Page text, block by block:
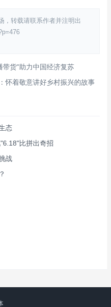
，转载请联系作者并注明出
带货"助力中国经济复苏
怀着敬意讲好乡村振兴的故事
态
比拼出奇招
战